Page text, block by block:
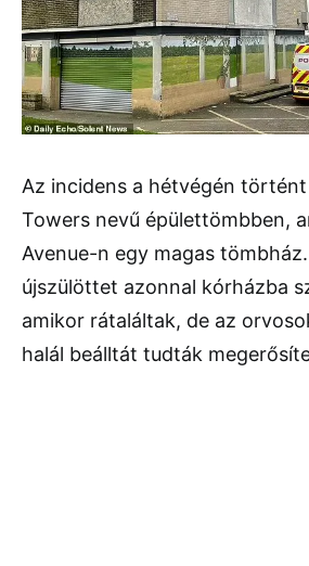
Az incidens a hétvégén
Towers nevű épülettömbben,
Avenue-n egy magas
újszülöttet azonnal kórházba
amikor rátaláltak, de az
halál beálltát tudták